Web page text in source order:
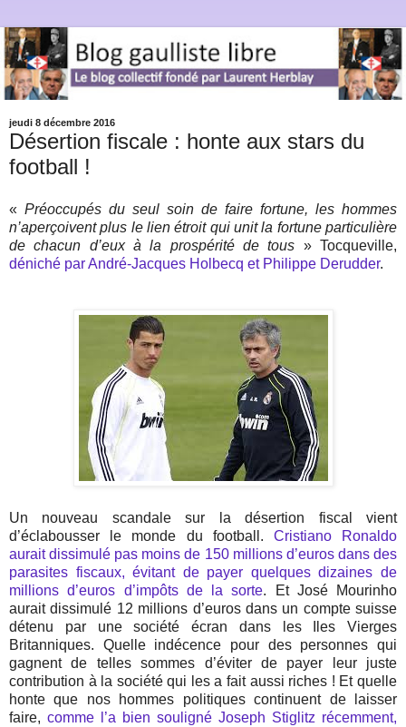
jeudi 8 décembre 2016
Désertion fiscale : honte aux stars du
football !
« Préoccupés du seul soin de faire fortune, les hommes
n’aperçoivent plus le lien étroit qui unit la fortune particulière
de chacun d’eux à la prospérité de tous » Tocqueville,
déniché par André-Jacques Holbecq et Philippe Derudder.
Un nouveau scandale sur la désertion fiscal vient
d’éclabousser le monde du football. Cristiano Ronaldo
aurait dissimulé pas moins de 150 millions d’euros dans des
parasites fiscaux, évitant de payer quelques dizaines de
millions d’euros d’impôts de la sorte. Et José Mourinho
aurait dissimulé 12 millions d’euros dans un compte suisse
détenu par une société écran dans les Iles Vierges
Britanniques. Quelle indécence pour des personnes qui
gagnent de telles sommes d’éviter de payer leur juste
contribution à la société qui les a fait aussi riches ! Et quelle
honte que nos hommes politiques continuent de laisser
faire, comme l’a bien souligné Joseph Stiglitz récemment,